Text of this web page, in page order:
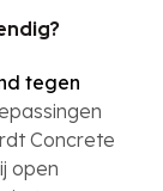
tegen
Concrete
open